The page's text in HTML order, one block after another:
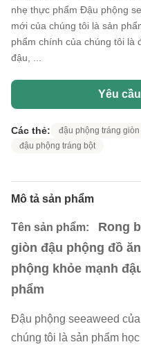
nhẹ thực phẩm Đậu phộng
mới của chúng tôi là sản
phẩm chính của chúng tôi là
đậu, ...
Yêu
Các thẻ: đậu phộng tráng giòn
đậu phộng tráng bột
Mô tả sản phẩm
Tên sản phẩm:
Rong
giòn đậu phộng đồ
phộng khỏe mạnh
phẩm
Đậu phộng seeaweed
chúng tôi là sản phẩm